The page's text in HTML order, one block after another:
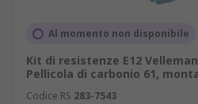
Al momento non disponibile
Kit di resistenze E12
Pellicola di carbonio 61,
Codice RS 283-7543